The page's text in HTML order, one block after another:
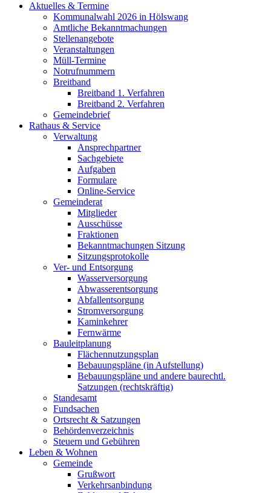
Aktuelles & Termine
Kommunalwahl 2026 in Hölswang
Amtliche Bekanntmachungen
Stellenangebote
Veranstaltungen
Müll-Termine
Notrufnummern
Breitband
Breitband 1. Verfahren
Breitband 2. Verfahren
Gemeindebrief
Rathaus & Service
Verwaltung
Ansprechpartner
Sachgebiete
Aufgaben
Formulare
Online-Service
Gemeinderat
Mitglieder
Ausschüsse
Fraktionen
Bekanntmachungen Sitzung
Sitzungsprotokolle
Ver- und Entsorgung
Wasserversorgung
Abwasserentsorgung
Abfallentsorgung
Stromversorgung
Kaminkehrer
Fernwärme
Bauleitplanung
Flächennutzungsplan
Bebauungspläne (in Aufstellung)
Bebauungspläne und andere baurechtl.
Satzungen (rechtskräftig)
Standesamt
Fundsachen
Ortsrecht & Satzungen
Behördenverzeichnis
Steuern und Gebühren
Leben & Wohnen
Gemeinde
Grußwort
Verkehrsanbindung